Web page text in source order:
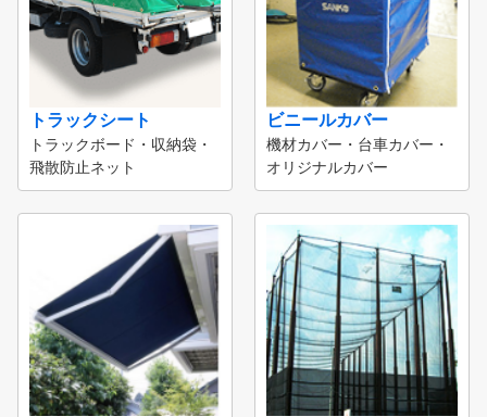
トラックシート
トラックボード・収納袋・
飛散防止ネット
ビニールカバー
機材カバー・台車カバー・
オリジナルカバー